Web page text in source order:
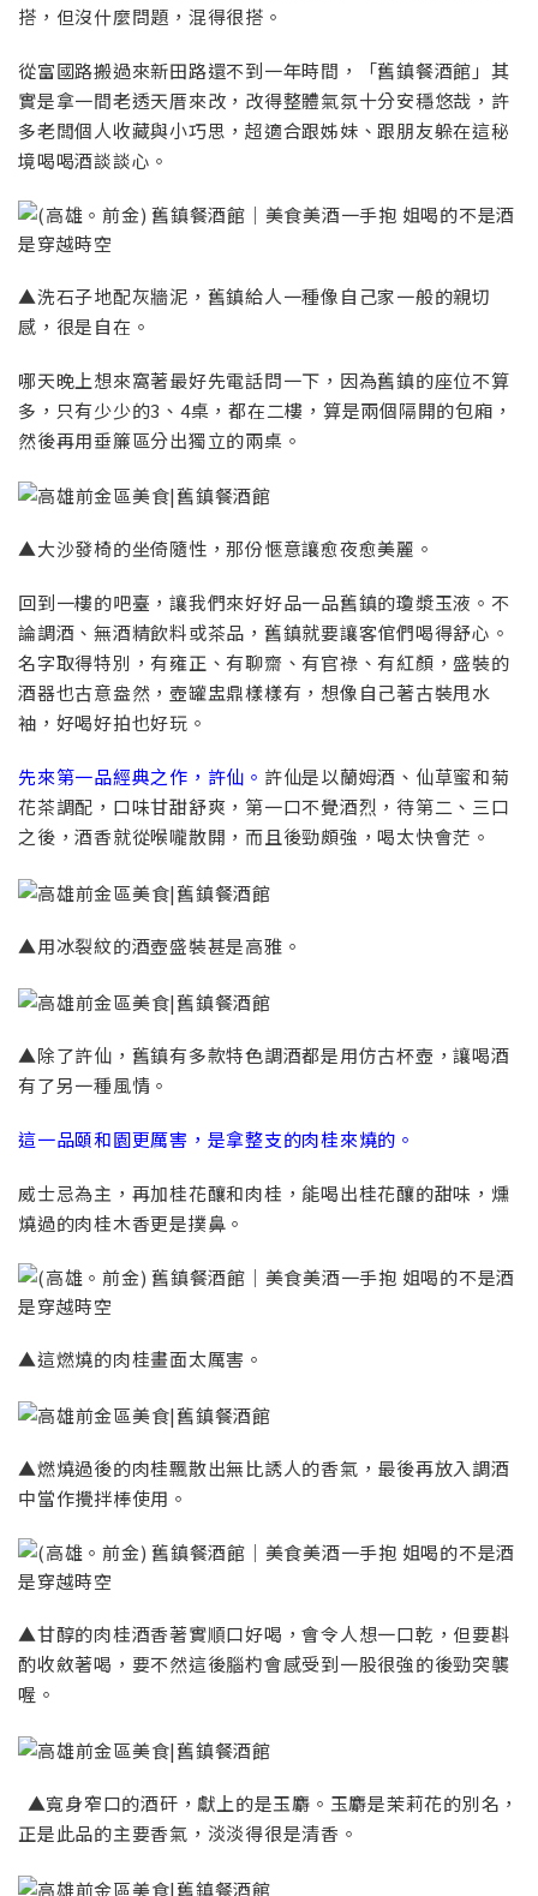
搭，但沒什麼問題，混得很搭。
從富國路搬過來新田路還不到一年時間，「舊鎮餐酒館」其
實是拿一間老透天厝來改，改得整體氣氛十分安穩悠哉，許
多老闆個人收藏與小巧思，超適合跟姊妹、跟朋友躲在這秘
境喝喝酒談談心。
▲洗石子地配灰牆泥，舊鎮給人一種像自己家一般的親切
感，很是自在。
哪天晚上想來窩著最好先電話問一下，因為舊鎮的座位不算
多，只有少少的3、4桌，都在二樓，算是兩個隔開的包廂，
然後再用垂簾區分出獨立的兩桌。
▲大沙發椅的坐倚隨性，那份愜意讓愈夜愈美麗。
回到一樓的吧臺，讓我們來好好品一品舊鎮的瓊漿玉液。不
論調酒、無酒精飲料或茶品，舊鎮就要讓客倌們喝得舒心。
名字取得特別，有雍正、有聊齋、有官祿、有紅顏，盛裝的
酒器也古意盎然，壺罐盅鼎樣樣有，想像自己著古裝甩水
袖，好喝好拍也好玩。
先來第一品經典之作，許仙。 許仙是以蘭姆酒、仙草蜜和菊
花茶調配，口味甘甜舒爽，第一口不覺酒烈，待第二、三口
之後，酒香就從喉嚨散開，而且後勁頗強，喝太快會茫。
▲用冰裂紋的酒壺盛裝甚是高雅。
▲除了許仙，舊鎮有多款特色調酒都是用仿古杯壺，讓喝酒
有了另一種風情。
這一品頤和園更厲害，是拿整支的肉桂來燒的。
威士忌為主，再加桂花釀和肉桂，能喝出桂花釀的甜味，燻
燒過的肉桂木香更是撲鼻。
▲這燃燒的肉桂畫面太厲害。
▲燃燒過後的肉桂飄散出無比誘人的香氣，最後再放入調酒
中當作攪拌棒使用。
▲甘醇的肉桂酒香著實順口好喝，會令人想一口乾，但要斟
酌收斂著喝，要不然這後腦杓會感受到一股很強的後勁突襲
喔。
▲寬身窄口的酒矸，獻上的是玉麝。玉麝是茉莉花的別名，
正是此品的主要香氣，淡淡得很是清香。